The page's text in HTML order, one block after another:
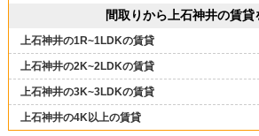
間取りから上石神井の賃貸
上石神井の1R~1LDKの賃貸
上石神井の2K~2LDKの賃貸
上石神井の3K~3LDKの賃貸
上石神井の4K以上の賃貸